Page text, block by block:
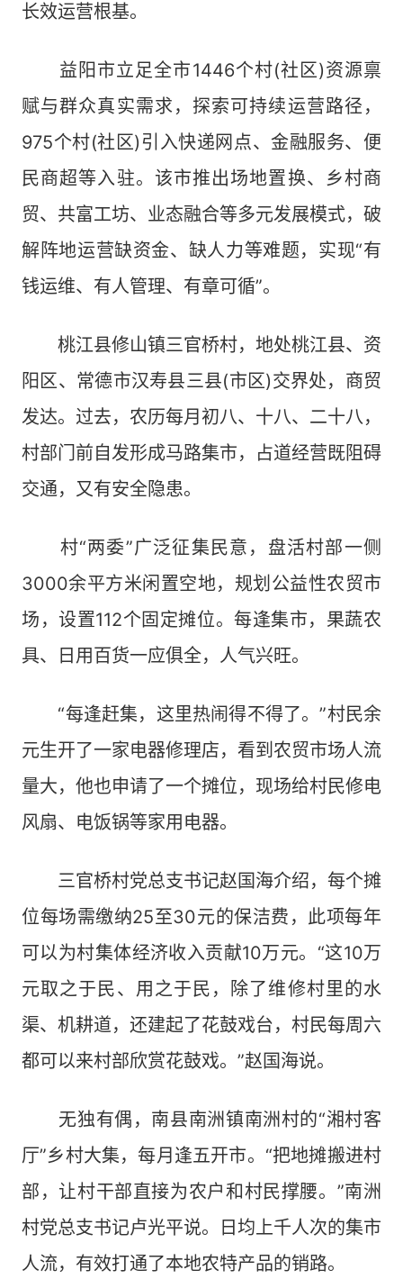
长效运营根基。
益阳市立足全市1446个村(社区)资源禀
赋与群众真实需求，探索可持续运营路径，
975个村(社区)引入快递网点、金融服务、便
民商超等入驻。该市推出场地置换、乡村商
贸、共富工坊、业态融合等多元发展模式，破
解阵地运营缺资金、缺人力等难题，实现“有
钱运维、有人管理、有章可循”。
桃江县修山镇三官桥村，地处桃江县、资
阳区、常德市汉寿县三县(市区)交界处，商贸
发达。过去，农历每月初八、十八、二十八，
村部门前自发形成马路集市，占道经营既阻碍
交通，又有安全隐患。
村“两委”广泛征集民意，盘活村部一侧
3000余平方米闲置空地，规划公益性农贸市
场，设置112个固定摊位。每逢集市，果蔬农
具、日用百货一应俱全，人气兴旺。
“每逢赶集，这里热闹得不得了。”村民余
元生开了一家电器修理店，看到农贸市场人流
量大，他也申请了一个摊位，现场给村民修电
风扇、电饭锅等家用电器。
三官桥村党总支书记赵国海介绍，每个摊
位每场需缴纳25至30元的保洁费，此项每年
可以为村集体经济收入贡献10万元。“这10万
元取之于民、用之于民，除了维修村里的水
渠、机耕道，还建起了花鼓戏台，村民每周六
都可以来村部欣赏花鼓戏。”赵国海说。
无独有偶，南县南洲镇南洲村的“湘村客
厅”乡村大集，每月逢五开市。“把地摊搬进村
部，让村干部直接为农户和村民撑腰。”南洲
村党总支书记卢光平说。日均上千人次的集市
人流，有效打通了本地农特产品的销路。